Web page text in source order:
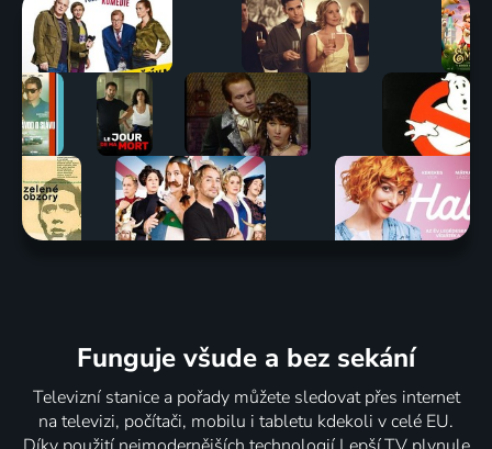
Funguje všude a bez sekání
Televizní stanice a pořady můžete sledovat přes internet
na televizi, počítači, mobilu i tabletu kdekoli v celé EU.